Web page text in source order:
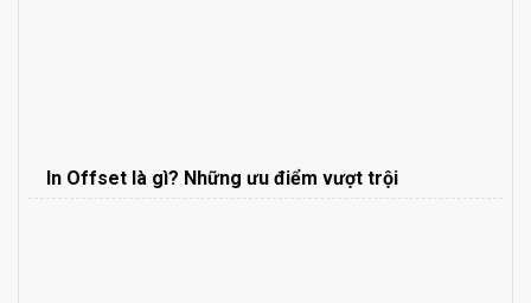
In Offset là gì? Những ưu điểm vượt trội